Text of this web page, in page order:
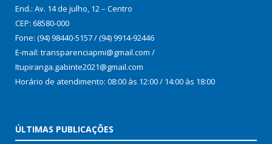
End.: Av. 14 de julho, 12 – Centro
CEP: 68580-000
Fone: (94) 98440-5157 / (94) 9914-92446
E-mail: transparenciapmi@gmail.com /
Itupiranga.gabinte2021@gmail.com
Horário de atendimento: 08:00 às 12:00 / 14:00 às 18:00
ÚLTIMAS PUBLICAÇÕES